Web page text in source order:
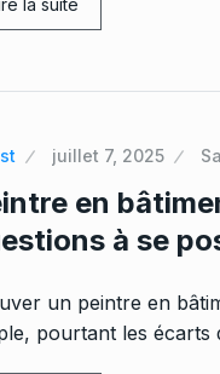
la suite
juillet 7, 2025
en
à se
un peintre en
pourtant les écarts